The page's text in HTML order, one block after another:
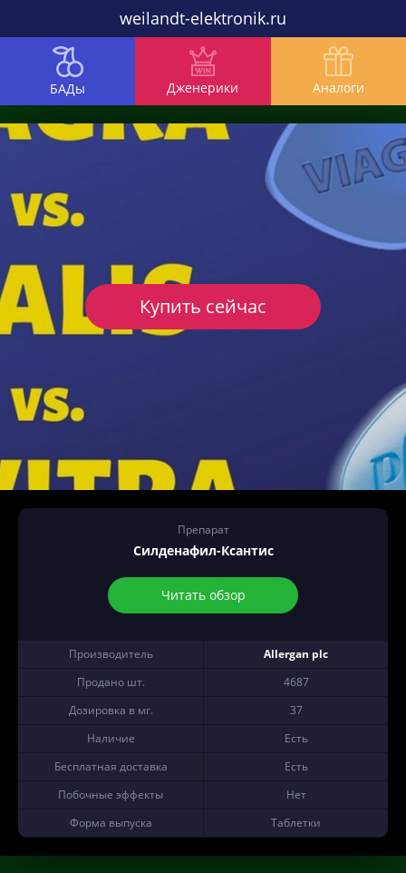
weilandt-elektronik.ru
БАДы Дженерики Аналоги
Препарат
Силденафил-Ксантис
Читать обзор
Производитель
Allergan plc
Продано шт.
4687
Дозировка в мг.
37
Наличие
Есть
Бесплатная доставка
Есть
Побочные эффекты
Нет
Форма выпуска
Таблетки
Купить сейчас